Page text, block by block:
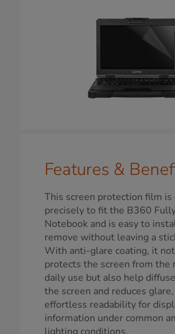
Features &
This screen protection film is
precisely to fit the B360
Notebook and is easy to
remove without leaving a
With anti-glare coating, it
protects the screen from the
daily use but also help
the screen and reduces
effortless readability for
information under common